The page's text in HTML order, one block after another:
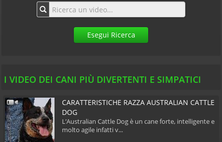
Esegui Ricerca
I VIDEO DEI CANI PIÙ DIVERTENTI E SIMPATICI
CARATTERISTICHE RAZZA AUSTRALIAN CATTLE
DOG
L’Australian Cattle Dog è un cane forte, intelligente e
molto agile infatti v...